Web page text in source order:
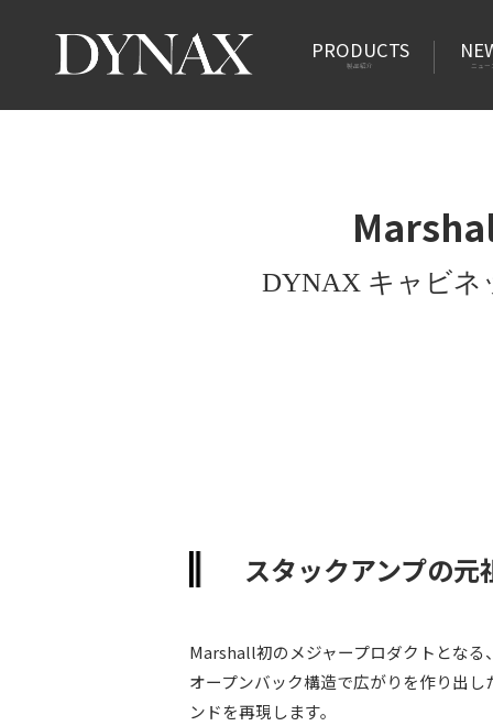
PRODUCTS
製品紹介 ニュー
DYNAX キャビネ
スタックアンプの
Marshall初のメジャープロダクトとな
オープンバック構造で広がりを作り出
ンドを再現します。